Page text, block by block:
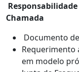
Chamada
Documento
Requerimento
em modelo